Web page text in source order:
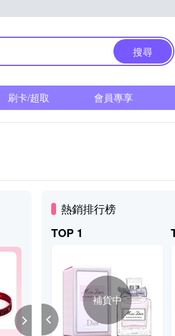
搜尋
刷卡/超取 會員專享
熱銷排行榜
TOP 1
補貨中